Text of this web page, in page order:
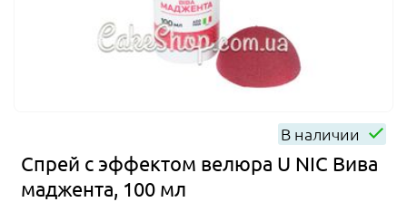
В наличии
Спрей с эффектом велюра U NIC Вива
маджента, 100 мл